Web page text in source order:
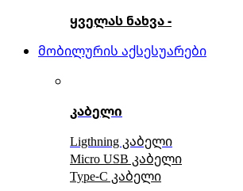
ყველას ნახვა -
მობილურის აქსესუარები
კაბელი
Ligthning კაბელი
Micro USB კაბელი
Type-C კაბელი